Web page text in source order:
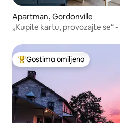
Apartman, Gordonville
„Kupite kartu, provozajte se“
Najuspešniji među gostima
Gostima omiljeno